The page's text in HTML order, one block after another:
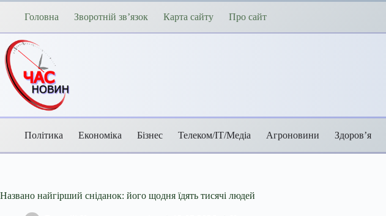
Перейти
Головна Зворотній зв’язок Карта сайту Про сайт
Політика Економіка Бізнес Телеком/ІТ/Медіа Агроновини Здоров’я
Названо найгірший сніданок: його щодня їдять тисячі людей